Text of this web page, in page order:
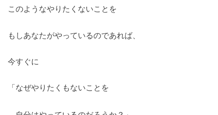
このようなやりたくないことを
もしあなたがやっているのであれば、
今すぐに
「なぜやりたくもないことを